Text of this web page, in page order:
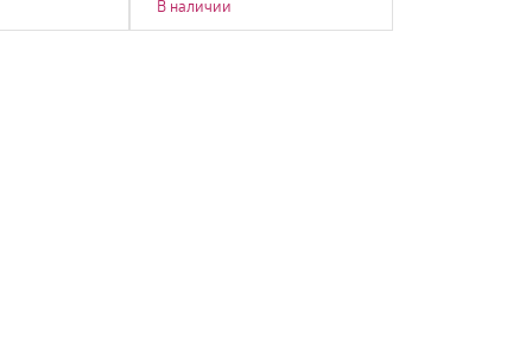
В наличии